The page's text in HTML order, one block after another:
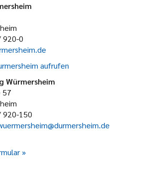
920-0
aufrufen
Würmersheim
57
920-150